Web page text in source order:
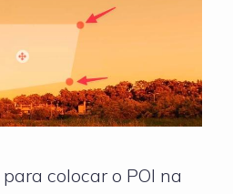
para colocar o POI na